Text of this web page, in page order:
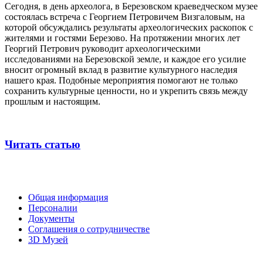
Сегодня, в день археолога, в Березовском краеведческом музее
состоялась встреча с Георгием Петровичем Визгаловым, на
которой обсуждались результаты археологических раскопок с
жителями и гостями Березово. На протяжении многих лет
Георгий Петрович руководит археологическими
исследованиями на Березовской земле, и каждое его усилие
вносит огромный вклад в развитие культурного наследия
нашего края. Подобные мероприятия помогают не только
сохранить культурные ценности, но и укрепить связь между
прошлым и настоящим.
Читать статью
Общая информация
Персоналии
Документы
Соглашения о сотрудничестве
3D Музей